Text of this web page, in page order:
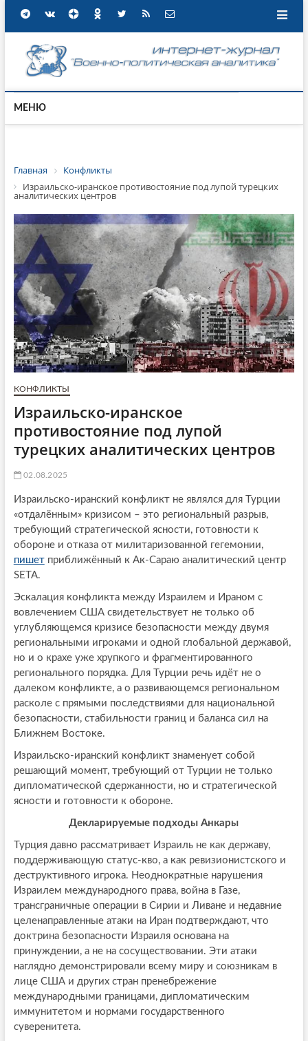
МЕНЮ
Главная
Конфликты
Израильско-иранское противостояние под лупой турецких
аналитических центров
КОНФЛИКТЫ
Израильско-иранское
противостояние под лупой
турецких аналитических центров
02.08.2025
Израильско-иранский конфликт не являлся для Турции
«отдалённым» кризисом – это региональный разрыв,
требующий стратегической ясности, готовности к
обороне и отказа от милитаризованной гегемонии,
пишетприближённый к Ак-Сараю аналитический центр
SETA.
Эскалация конфликта между Израилем и Ираном с
вовлечением США свидетельствует не только об
углубляющемся кризисе безопасности между двумя
региональными игроками и одной глобальной державой,
но и о крахе уже хрупкого и фрагментированного
регионального порядка. Для Турции речь идёт не о
далеком конфликте, а о развивающемся региональном
расколе с прямыми последствиями для национальной
безопасности, стабильности границ и баланса сил на
Ближнем Востоке.
Израильско-иранский конфликт знаменует собой
решающий момент, требующий от Турции не только
дипломатической сдержанности, но и стратегической
ясности и готовности к обороне.
Декларируемые подходы Анкары
Турция давно рассматривает Израиль не как державу,
поддерживающую статус-кво, а как ревизионистского и
деструктивного игрока. Неоднократные нарушения
Израилем международного права, война в Газе,
трансграничные операции в Сирии и Ливане и недавние
целенаправленные атаки на Иран подтверждают, что
доктрина безопасности Израиля основана на
принуждении, а не на сосуществовании. Эти атаки
наглядно демонстрировали всему миру и союзникам в
лице США и других стран пренебрежение
международными границами, дипломатическим
иммунитетом и нормами государственного
суверенитета.